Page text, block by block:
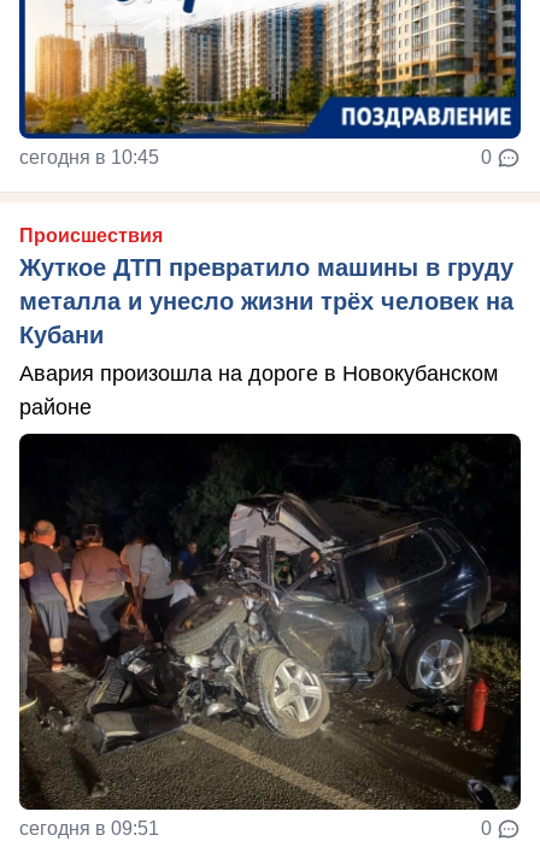
сегодня в 10:45 0
Происшествия
Жуткое ДТП превратило машины в груду
металла и унесло жизни трёх человек на
Кубани
Авария произошла на дороге в Новокубанском
районе
сегодня в 09:51 0